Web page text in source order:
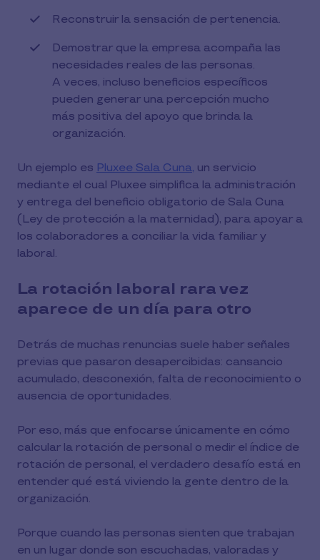
Reconstruir la sensación de pertenencia.
Demostrar que la empresa acompaña las
necesidades reales de las personas.
A veces, incluso beneficios específicos
pueden generar una percepción mucho
más positiva del apoyo que brinda la
organización.
Un ejemplo es Pluxee Sala Cuna, un servicio
mediante el cual Pluxee simplifica la administración
y entrega del beneficio obligatorio de Sala Cuna
(Ley de protección a la maternidad), para apoyar a
los colaboradores a conciliar la vida familiar y
laboral.
La rotación laboral rara vez
aparece de un día para otro
Detrás de muchas renuncias suele haber señales
previas que pasaron desapercibidas: cansancio
acumulado, desconexión, falta de reconocimiento o
ausencia de oportunidades.
Por eso, más que enfocarse únicamente en cómo
calcular la rotación de personal o medir el índice de
rotación de personal, el verdadero desafío está en
entender qué está viviendo la gente dentro de la
organización.
Porque cuando las personas sienten que trabajan
en un lugar donde son escuchadas, valoradas y